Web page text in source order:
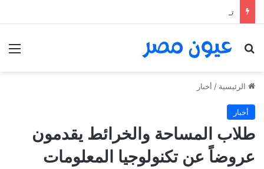
بحث عن
الرئيسية / أخبار
أخبار
طلاب المساحة والخرائط يقدمون
عروضاً عن تكنولوجيا المعلومات